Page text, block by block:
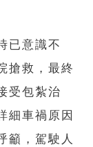
已意識不
搶救，最終
受包紮治
細車禍原因
籲，駕駛人